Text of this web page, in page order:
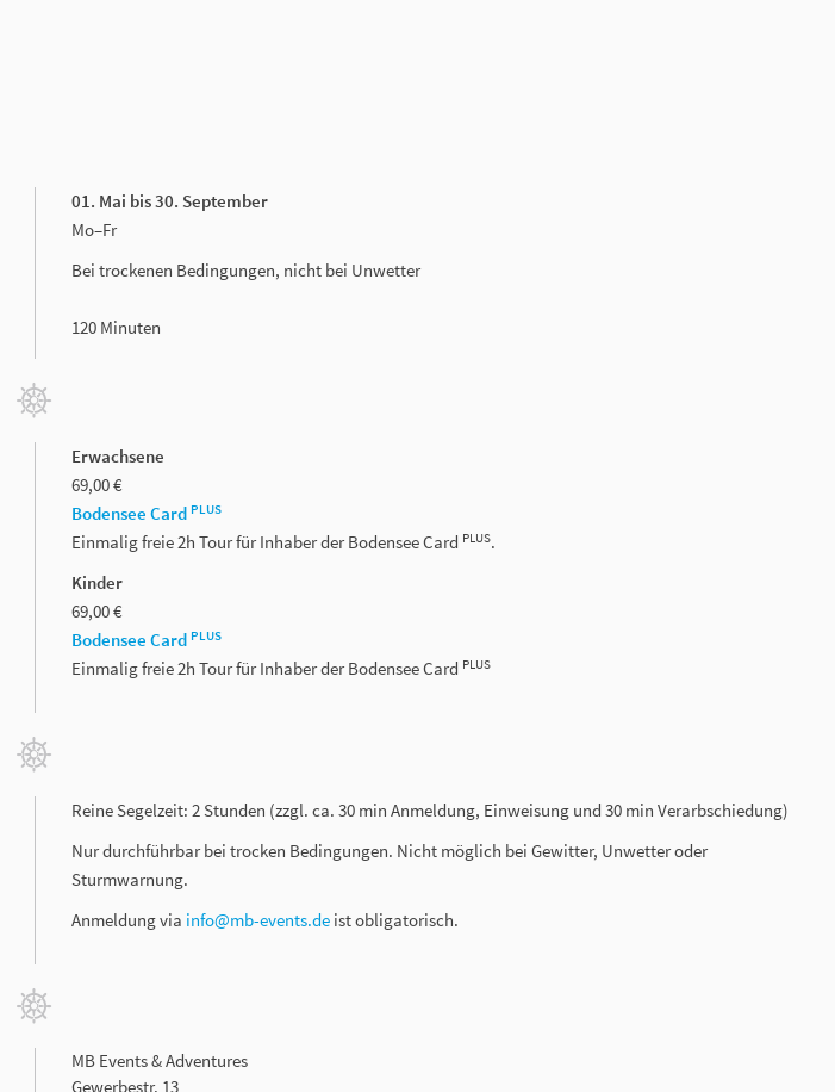
01. Mai bis 30. September
Mo–Fr
Bei trockenen Bedingungen, nicht bei Unwetter
120 Minuten
Erwachsene
69,00 €
Bodensee Card PLUS
Einmalig freie 2h Tour für Inhaber der Bodensee Card PLUS.
Kinder
69,00 €
Bodensee Card PLUS
Einmalig freie 2h Tour für Inhaber der Bodensee Card PLUS
Reine Segelzeit: 2 Stunden (zzgl. ca. 30 min Anmeldung, Einweisung und 30 min Verarbschiedung)
Nur durchführbar bei trocken Bedingungen. Nicht möglich bei Gewitter, Unwetter oder
Sturmwarnung.
Anmeldung via info@mb-events.de ist obligatorisch.
MB Events & Adventures
Gewerbestr. 13